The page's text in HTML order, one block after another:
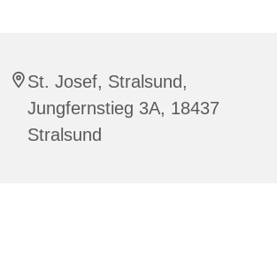
St. Josef, Stralsund,
Jungfernstieg 3A, 18437
Stralsund